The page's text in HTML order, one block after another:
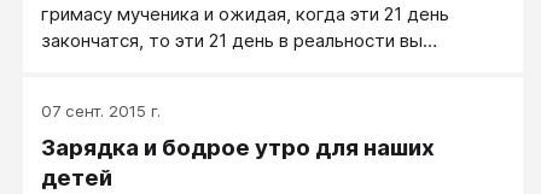
гримасу мученика и ожидая, когда эти 21 день
закончатся, то эти 21 день в реальности вы
закончится 21 день, вы делать зарядку, скорее
всего, не будете. А если вы 21 день собрались и
делали зарядку бодро и с удовольствием, эта
07 сент. 2015 г.
Зарядка и бодрое утро для наших
детей